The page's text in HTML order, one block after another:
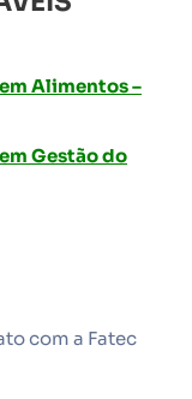
Alimentos –
Gestão do
com a Fatec